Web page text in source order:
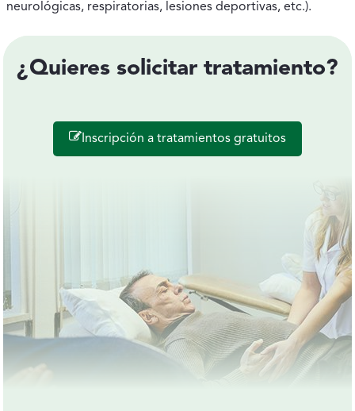
neurológicas, respiratorias, lesiones deportivas, etc.).
¿Quieres solicitar tratamiento?
Inscripción a tratamientos gratuitos